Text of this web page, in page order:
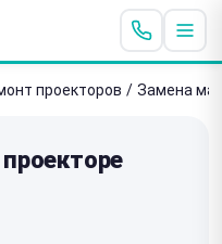
проекторов / Замена